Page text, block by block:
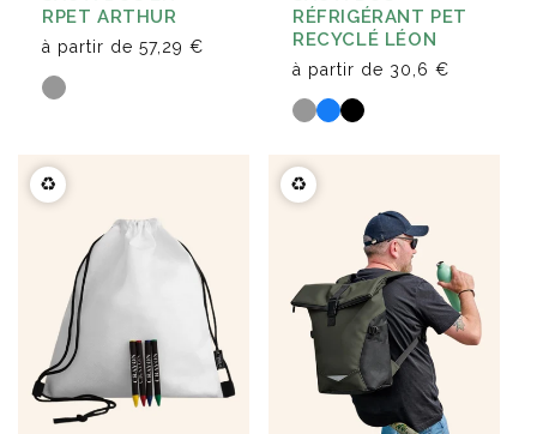
RPET ARTHUR
à partir de 57,29 €
RÉFRIGÉRANT PET
RECYCLÉ LÉON
à partir de 30,6 €
♻️ ♻️